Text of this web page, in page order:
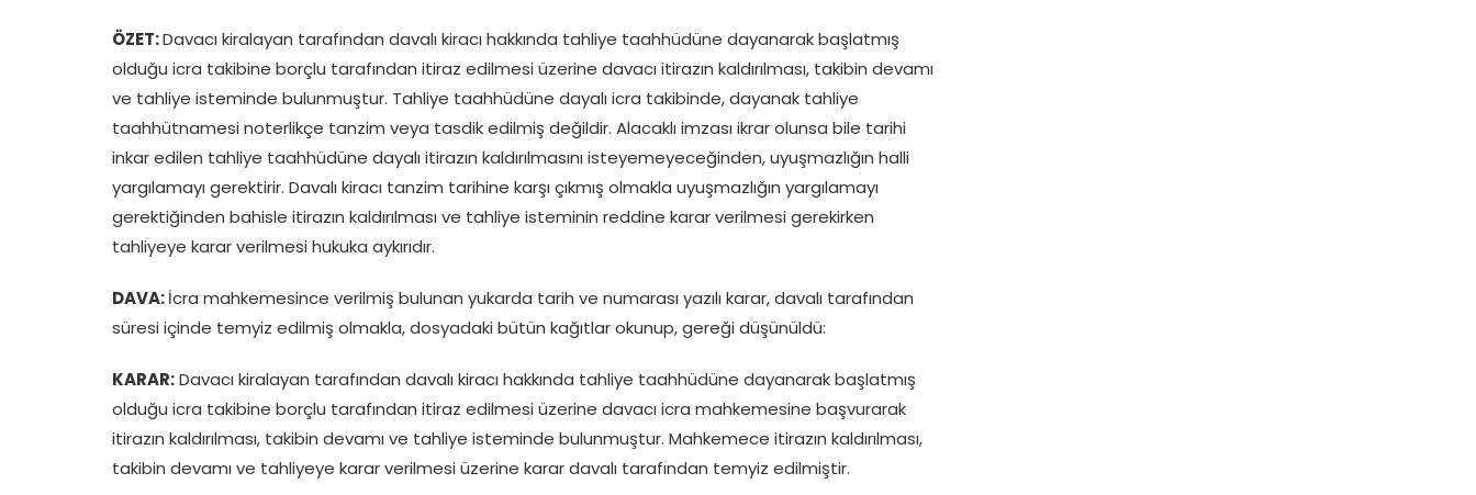
ÖZET:Davacı kiralayan tarafından davalı kiracı hakkında tahliye taahhüdüne dayanarak başlatmış
olduğu icra takibine borçlu tarafından itiraz edilmesi üzerine davacı itirazın kaldırılması, takibin devamı
ve tahliye isteminde bulunmuştur. Tahliye taahhüdüne dayalı icra takibinde, dayanak tahliye
taahhütnamesi noterlikçe tanzim veya tasdik edilmiş değildir. Alacaklı imzası ikrar olunsa bile tarihi
inkar edilen tahliye taahhüdüne dayalı itirazın kaldırılmasını isteyemeyeceğinden, uyuşmazlığın halli
yargılamayı gerektirir. Davalı kiracı tanzim tarihine karşı çıkmış olmakla uyuşmazlığın yargılamayı
gerektiğinden bahisle itirazın kaldırılması ve tahliye isteminin reddine karar verilmesi gerekirken
tahliyeye karar verilmesi hukuka aykırıdır.
DAVA:İcra mahkemesince verilmiş bulunan yukarda tarih ve numarası yazılı karar, davalı tarafından
süresi içinde temyiz edilmiş olmakla, dosyadaki bütün kağıtlar okunup, gereği düşünüldü:
KARAR:Davacı kiralayan tarafından davalı kiracı hakkında tahliye taahhüdüne dayanarak başlatmış
olduğu icra takibine borçlu tarafından itiraz edilmesi üzerine davacı icra mahkemesine başvurarak
itirazın kaldırılması, takibin devamı ve tahliye isteminde bulunmuştur. Mahkemece itirazın kaldırılması,
takibin devamı ve tahliyeye karar verilmesi üzerine karar davalı tarafından temyiz edilmiştir.